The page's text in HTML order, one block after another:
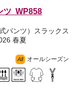
ツ WP858
パンツ）スラックス
春夏
All オールシーズン